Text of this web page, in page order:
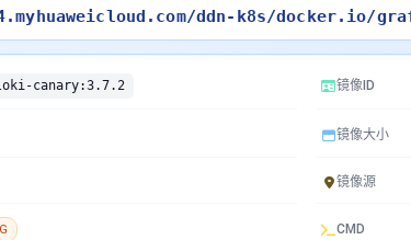
ddn-k8s/docker.io/
canary:3.7.2 镜像ID
镜像大小
镜像源
CMD